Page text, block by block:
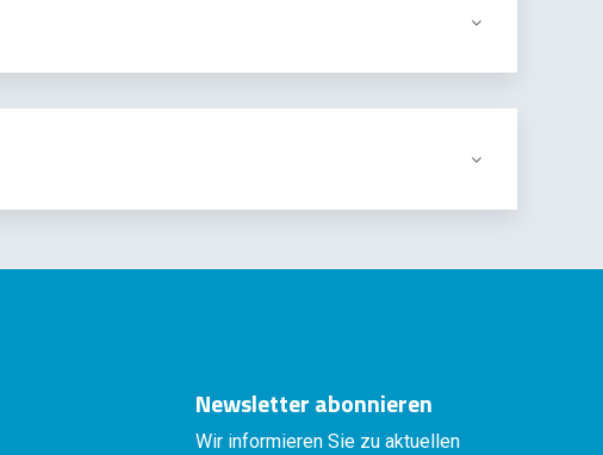
Newsletter abonnieren
Wir informieren Sie zu aktuellen